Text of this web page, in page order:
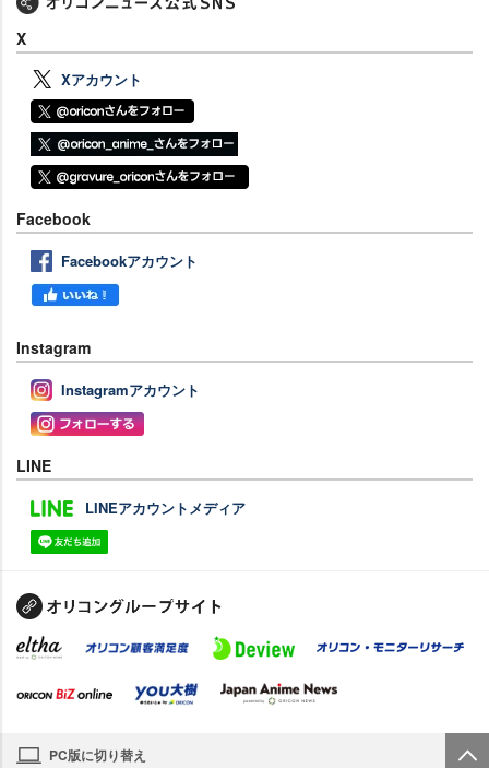
X
Xアカウント
Facebook
Facebookアカウント
Instagram
Instagramアカウント
LINE
LINEアカウントメディア
PC版に切り替え